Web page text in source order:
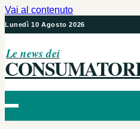
Vai al contenuto
Lunedì 10 Agosto 2026
Le news dei